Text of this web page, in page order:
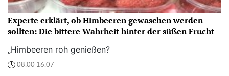
Experte erklärt, ob Himbeeren gewaschen werden
sollten: Die bittere Wahrheit hinter der süßen Frucht
„Himbeeren roh genießen?
08:00 16.07